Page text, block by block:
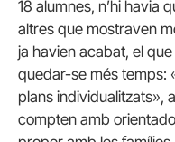
18 alumnes, n’hi havia
altres que mostraven
ja havien acabat, el
quedar-se més temps:
plans individualitzats»,
compten amb